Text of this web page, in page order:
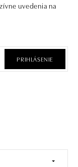
uvedenia na
PRIHLÁSENIE